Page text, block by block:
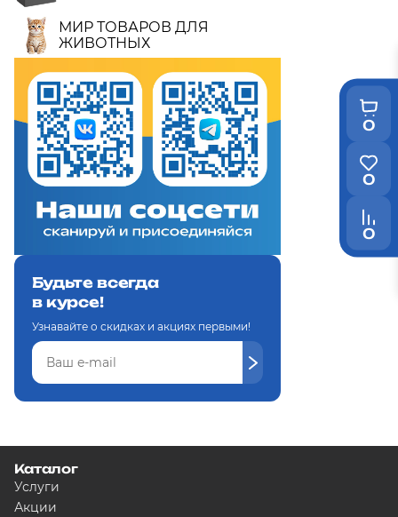
0
0
0
МИР ТОВАРОВ ДЛЯ
ЖИВОТНЫХ
Будьте всегда
в курсе!
Узнавайте о скидках и акциях первыми!
Каталог
Услуги
Акции